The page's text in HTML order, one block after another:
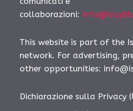
collaborazioni:
This website is part of the
network. For advertising,
other opportunities:
Dichiarazione sulla Privacy